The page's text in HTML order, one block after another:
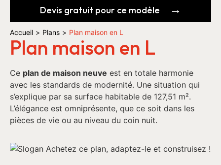
Devis gratuit pour ce modèle
Accueil > Plans > Plan maison en L
Plan maison en L
Ce plan de maison neuve est en totale harmonie
avec les standards de modernité. Une situation qui
s’explique par sa surface habitable de 127,51 m².
L’élégance est omniprésente, que ce soit dans les
pièces de vie ou au niveau du coin nuit.